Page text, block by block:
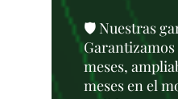
🛡️ Nuestras
Garantizamos
meses,
meses en el